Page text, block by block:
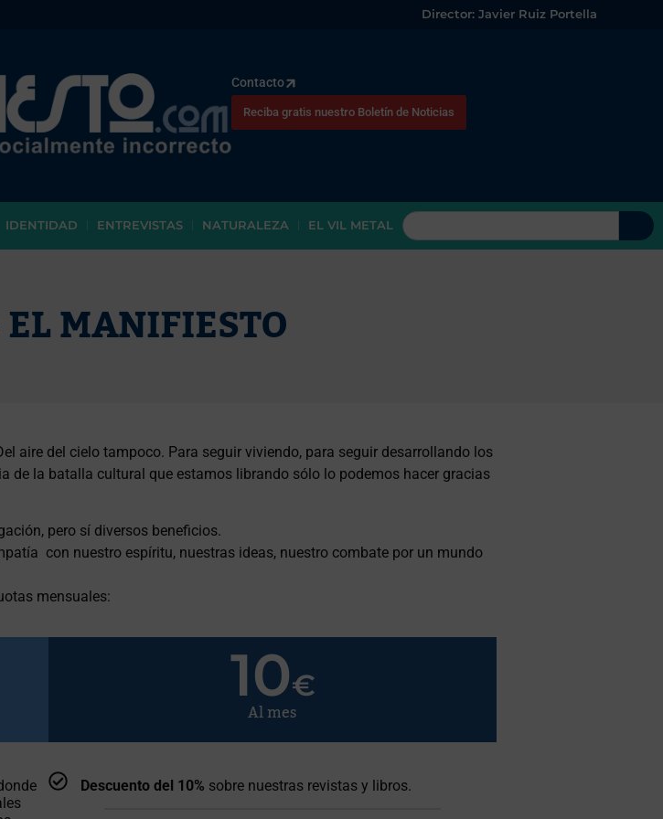
Director: Javier Ruiz Portella
Contacto
Reciba gratis nuestro Boletín de Noticias
IDENTIDAD ENTREVISTAS NATURALEZA EL VIL METAL
MANIFIESTO
aire del cielo tampoco. Para seguir viviendo, para seguir desarrollando los
de la batalla cultural que estamos librando sólo lo podemos hacer gracias
pero sí diversos beneficios.
con nuestro espíritu, nuestras ideas, nuestro combate por un mundo
mensuales:
10€
Al mes
Descuento del 10% sobre nuestras revistas y libros.